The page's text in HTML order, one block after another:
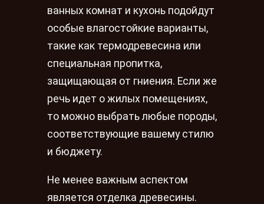
ванных комнат и кухонь подойдут
особые влагостойкие варианты,
такие как термодревесина или
специальная пропитка,
защищающая от гниения. Если же
речь идет о жилых помещениях,
то можно выбрать любые породы,
соответствующие вашему стилю
и бюджету.
Не менее важным аспектом
является отделка древесины.